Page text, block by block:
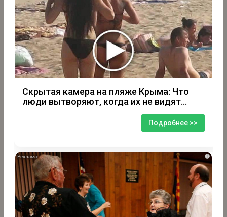
Скрытая камера на пляже Крыма: Что
люди вытворяют, когда их не видят...
Подробнее >>
i